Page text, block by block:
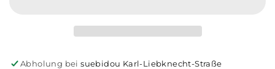
Abholung beisuebidou Karl-Liebknecht-Straße